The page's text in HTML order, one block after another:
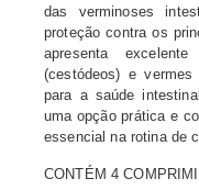
das verminoses
proteção contra os
apresenta
(cestódeos) e vermes
para a saúde
uma opção prática e
essencial na rotina de
CONTÉM 4